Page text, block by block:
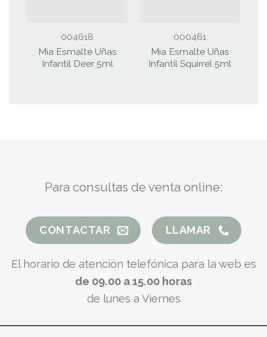
004618
Mia Esmalte Uñas
Infantil Deer 5ml
000461
Mia Esmalte Uñas
Infantil Squirrel 5ml
Para consultas de venta online:
CONTACTAR LLAMAR
El horario de atención telefónica para la web es
de 09.00 a 15.00 horas
de lunes a Viernes